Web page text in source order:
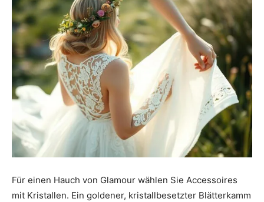
Für einen Hauch von Glamour wählen Sie Accessoires
mit Kristallen. Ein goldener, kristallbesetzter Blätterkamm